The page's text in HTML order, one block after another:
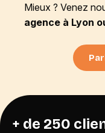
Mieux ? Venez
agence à Lyon
+ de 250